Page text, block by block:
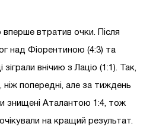
вперше втратив очки. Після
над Фіорентиною (4:3) та
зіграли внічию з Лаціо (1:1). Так,
ніж попередні, але за тиждень
знищені Аталантою 1:4, тож
на кращий результат.